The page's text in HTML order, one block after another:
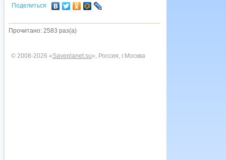
Поделиться
Прочитано: 2583 раз(а)
© 2008-2026 «Saveplanet.su», Россия, г.Москва